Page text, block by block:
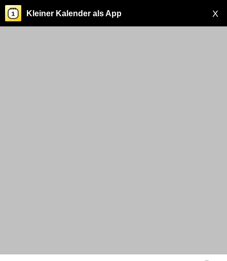
X
Kleiner Kalender als App